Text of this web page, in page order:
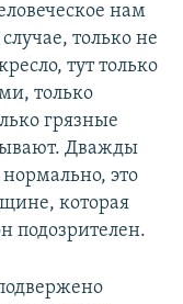
нам
только не
тут только
только
грязные
Дважды
это
которая
подозрителен.